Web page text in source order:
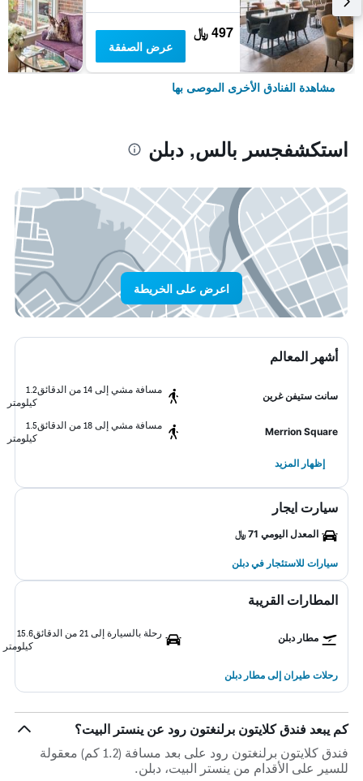
497 ﷼
عرض الصفقة
مشاهدة الفنادق الأخرى الموصى بها
استكشفجسر بالس, دبلن
اعرض على الخريطة
أشهر المعالم
سانت ستيفن غرين
مسافة مشي إلى 14 من الدقائق
1.2
كيلومتر
Merrion Square
مسافة مشي إلى 18 من الدقائق
1.5
كيلومتر
إظهار المزيد
سيارت ايجار
المعدل اليومي 71 ﷼
سيارات للاستئجار في دبلن
المطارات القريبة
مطار دبلن رحلة بالسيارة إلى 21 من الدقائق
15.6
كيلومتر
رحلات طيران إلى مطار دبلن
كم يبعد فندق كلايتون برلنغتون رود عن ينستر البيت؟
فندق كلايتون برلنغتون رود على بعد مسافة (1.2 كم) معقولة
للسير على الأقدام من ينستر البيت، دبلن.